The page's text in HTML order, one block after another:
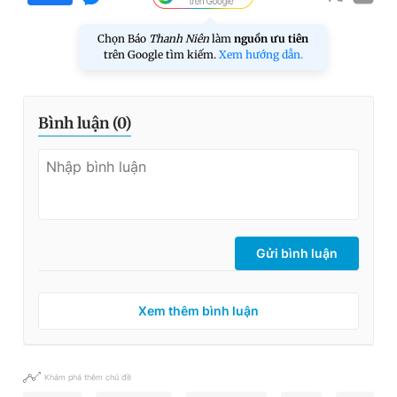
Chọn Báo Thanh Niên làm nguồn ưu tiên
trên Google tìm kiếm. Xem hướng dẫn.
Bình luận (0)
Gửi bình luận
Xem thêm bình luận
Khám phá thêm chủ đề